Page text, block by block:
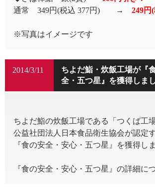
通常 349円(税込 377円) → 249円
※写真はイメージです
ちよだ鮨・炊飯工場が『
全・五つ星』を獲得しま
2014/3/11
ちよだ鮨の炊飯工場である「つくば工場
公益社団法人日本食品衛生協会が認定
『食の安全・安心・五つ星』を獲得し
『食の安全・安心・五つ星』の詳細に